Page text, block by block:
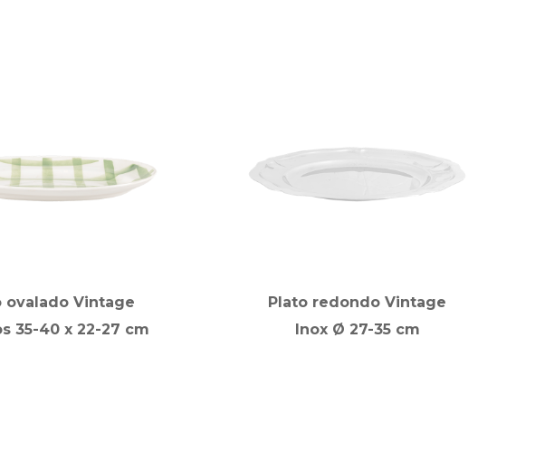
ovalado Vintage
35-40 x 22-27 cm
Plato redondo Vintage
Inox Ø 27-35 cm